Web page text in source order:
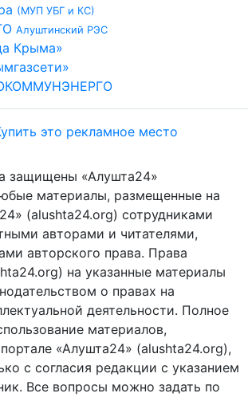
(МУП УБГ и КС)
Алуштинский РЭС
Крыма»
это рекламное место
защищены «Алушта24»
материалы, размещенные на
(alushta24.org) сотрудниками
авторами и читателями,
авторского права. Права
на указанные материалы
о правах на
деятельности. Полное
материалов,
«Алушта24» (alushta24.org),
с согласия редакции с указанием
Все вопросы можно задать по